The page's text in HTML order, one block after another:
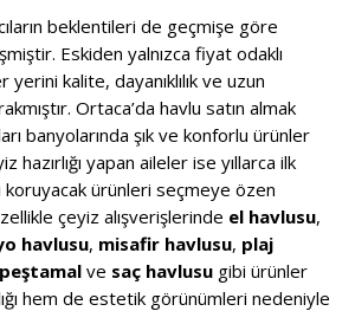
beklentileri de geçmişe göre
Eskiden yalnızca fiyat odaklı
kalite, dayanıklılık ve uzun
Ortaca’da havlu satın almak
banyolarında şık ve konforlu ürünler
hazırlığı yapan aileler ise yıllarca ilk
koruyacak ürünleri seçmeye özen
çeyiz alışverişlerinde el havlusu,
havlusu, misafir havlusu, plaj
peştamal ve saç havlusu gibi ürünler
hem de estetik görünümleri nedeniyle